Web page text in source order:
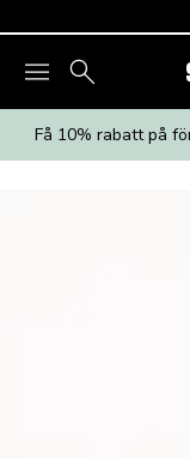
Få 10% rabatt på